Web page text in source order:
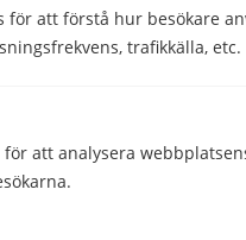
för att förstå hur besökare
trafikkälla, etc.
för att analysera
Comparico AB
Skeppargatan 32
Företaget